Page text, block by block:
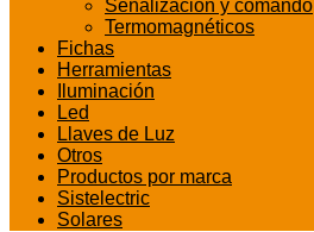
Señalización y comando
Termomagnéticos
Fichas
Herramientas
Iluminación
Led
Llaves de Luz
Otros
Productos por marca
Sistelectric
Solares